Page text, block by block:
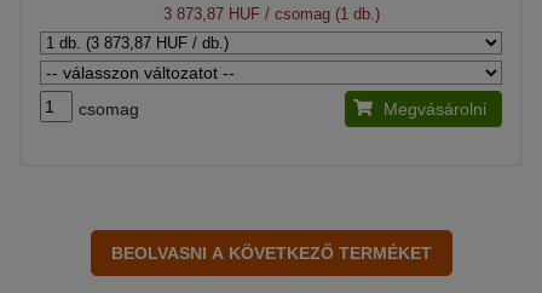
3 873,87 HUF/ csomag (1 db.)
csomag Megvásárolni